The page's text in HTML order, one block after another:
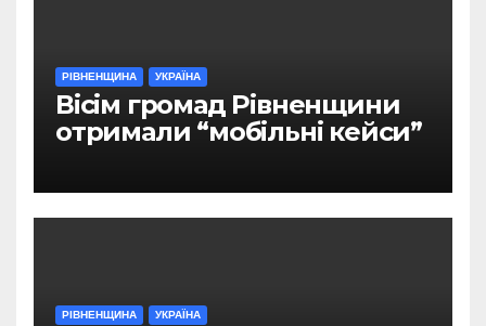
РІВНЕНЩИНА УКРАЇНА
Вісім громад Рівненщини
отримали “мобільні кейси”
РІВНЕНЩИНА УКРАЇНА